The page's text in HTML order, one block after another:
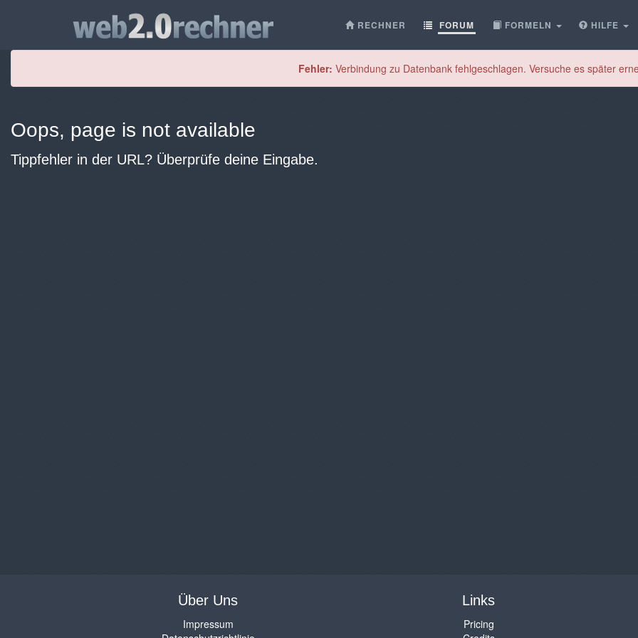
RECHNER FORUM FORMELN HILFE
Fehler: Verbindung zu Datenbank fehlgeschlagen. Versuche es später
Oops, page is not available
Tippfehler in der URL? Überprüfe deine Eingabe.
Über Uns
Impressum
Links
Pricing